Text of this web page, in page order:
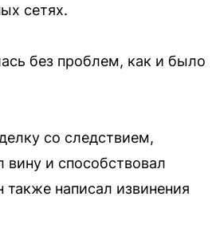
сетях.
без проблем, как и было
со следствием,
вину и способствовал
написал извинения